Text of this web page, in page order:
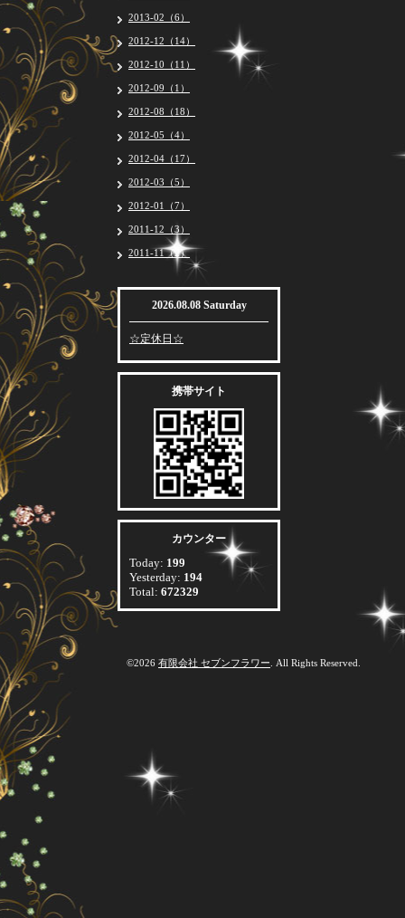
2013-02（6）
2012-12（14）
2012-10（11）
2012-09（1）
2012-08（18）
2012-05（4）
2012-04（17）
2012-03（5）
2012-01（7）
2011-12（3）
2011-11（2）
2026.08.08 Saturday
☆定休日☆
携帯サイト
カウンター
Today: 199
Yesterday: 194
Total: 672329
©2026 有限会社 セブンフラワー . All Rights Reserved.